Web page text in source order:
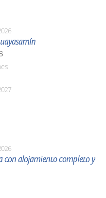
con alojamiento completo y